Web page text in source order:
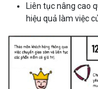
Liên tục nâng cao
hiệu quả làm việc